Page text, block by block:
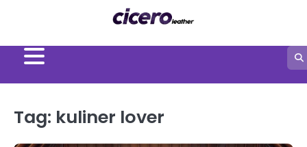
Tag: kuliner lover